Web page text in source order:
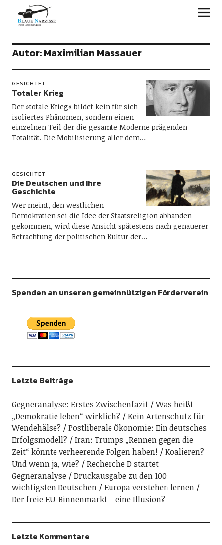
Blaue Narzisse
Autor:Maximilian Massauer
GESICHTET
Totaler Krieg
Der »totale Krieg« bildet kein für sich
isoliertes Phänomen, sondern einen
einzelnen Teil der die gesamte Moderne prägenden
Totalität. Die Mobilisierung aller dem…
GESICHTET
Die Deutschen und ihre
Geschichte
Wer meint, den westlichen
Demokratien sei die Idee der Staatsreligion abhanden
gekommen, wird diese Ansicht spätestens nach genauerer
Betrachtung der politischen Kultur der…
Spenden an unseren gemeinnützigen Förderverein
Letzte Beiträge
Gegneranalyse: Erstes Zwischenfazit
Was heißt
„Demokratie leben“ wirklich?
Kein Artenschutz für
Wendehälse?
Postliberale Ökonomie: Ein deutsches
Erfolgsmodell?
Iran: Trumps „Rennen gegen die
Zeit“ könnte verheerende Folgen haben!
Koalieren?
Und wenn ja, wie?
Recherche D startet
Gegneranalyse
Druckausgabe zu den 100
wichtigsten Deutschen
Europa verstehen lernen
Der freie EU-Binnenmarkt – eine Illusion?
Letzte Kommentare